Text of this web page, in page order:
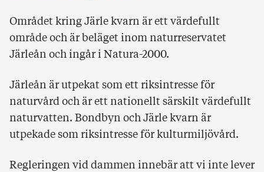
Området kring Järle kvarn är ett värdefullt
område och är beläget inom naturreservatet
Järleån och ingår i Natura-2000.
Järleån är utpekat som ett riksintresse för
naturvård och är ett nationellt särskilt värdefullt
naturvatten. Bondbyn och Järle kvarn är
utpekade som riksintresse för kulturmiljövård.
Regleringen vid dammen innebär att vi inte lever